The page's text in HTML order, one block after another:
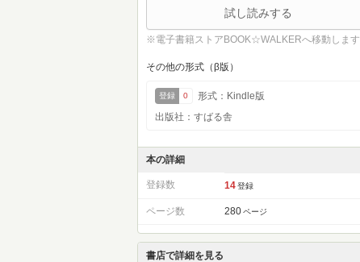
試し読みする
※電子書籍ストアBOOK☆WALKERへ移動します
その他の形式（β版）
登録 0
形式：Kindle版
出版社：すばる舎
本の詳細
登録数 14 登録
ページ数 280 ページ
書店で詳細を見る